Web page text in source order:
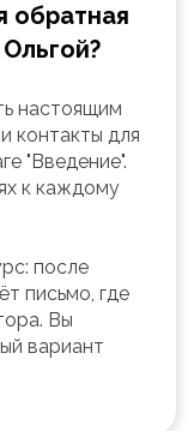
обратная
настоящим
контакты для
"Введение".
к каждому
после
письмо, где
Вы
вариант